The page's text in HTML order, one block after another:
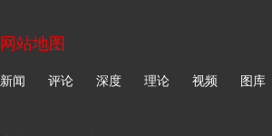
网站地图
新闻 评论 深度 理论 视频 图库